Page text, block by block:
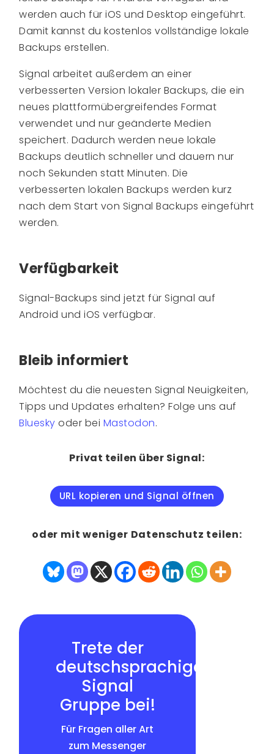
werden auch für iOS und Desktop eingeführt.
Damit kannst du kostenlos vollständige lokale
Backups erstellen.
Signal arbeitet außerdem an einer
verbesserten Version lokaler Backups, die ein
neues plattformübergreifendes Format
verwendet und nur geänderte Medien
speichert. Dadurch werden neue lokale
Backups deutlich schneller und dauern nur
noch Sekunden statt Minuten. Die
verbesserten lokalen Backups werden kurz
nach dem Start von Signal Backups eingeführt
werden.
Verfügbarkeit
Signal-Backups sind jetzt für Signal auf
Android und iOS verfügbar.
Bleib informiert
Möchtest du die neuesten Signal Neuigkeiten,
Tipps und Updates erhalten? Folge uns auf
Bluesky oder bei Mastodon.
Privat teilen über Signal:
URL kopieren und Signal öffnen
oder mit weniger Datenschutz teilen:
Trete der
deutschsprachigen
Signal
Gruppe bei!
Für Fragen aller Art
zum Messenger